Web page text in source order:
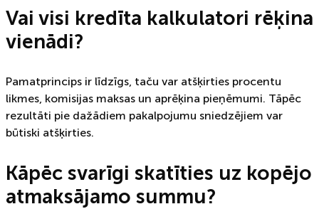
Vai visi kredīta kalkulatori rēķina
vienādi?
Pamatprincips ir līdzīgs, taču var atšķirties procentu
likmes, komisijas maksas un aprēķina pieņēmumi. Tāpēc
rezultāti pie dažādiem pakalpojumu sniedzējiem var
būtiski atšķirties.
Kāpēc svarīgi skatīties uz kopējo
atmaksājamo summu?